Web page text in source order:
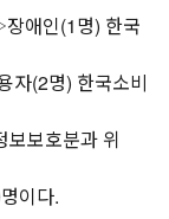
애인(1명) 한국
자(2명) 한국소비
보보호분과 위
이다.